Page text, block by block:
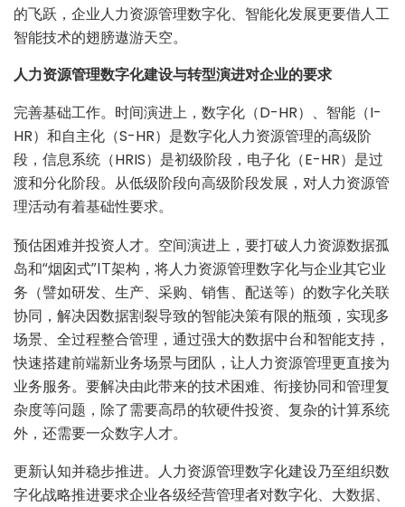
的飞跃，企业人力资源管理数字化、智能化发展更要借人工
智能技术的翅膀遨游天空。
人力资源管理数字化建设与转型演进对企业的要求
完善基础工作。时间演进上，数字化（D-HR）、智能（I-
HR）和自主化（S-HR）是数字化人力资源管理的高级阶
段，信息系统（HRIS）是初级阶段，电子化（E-HR）是过
渡和分化阶段。从低级阶段向高级阶段发展，对人力资源管
理活动有着基础性要求。
预估困难并投资人才。空间演进上，要打破人力资源数据孤
岛和“烟囱式”IT架构，将人力资源管理数字化与企业其它业
务（譬如研发、生产、采购、销售、配送等）的数字化关联
协同，解决因数据割裂导致的智能决策有限的瓶颈，实现多
场景、全过程整合管理，通过强大的数据中台和智能支持，
快速搭建前端新业务场景与团队，让人力资源管理更直接为
业务服务。要解决由此带来的技术困难、衔接协同和管理复
杂度等问题，除了需要高昂的软硬件投资、复杂的计算系统
外，还需要一众数字人才。
更新认知并稳步推进。人力资源管理数字化建设乃至组织数
字化战略推进要求企业各级经营管理者对数字化、大数据、